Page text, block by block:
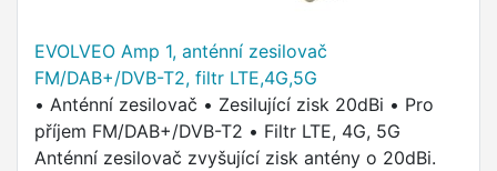
EVOLVEO Amp 1, anténní zesilovač
FM/DAB+/DVB-T2, filtr LTE,4G,5G
• Anténní zesilovač • Zesilující zisk 20dBi • Pro
příjem FM/DAB+/DVB-T2 • Filtr LTE, 4G, 5G
Anténní zesilovač zvyšující zisk antény o 20dBi.